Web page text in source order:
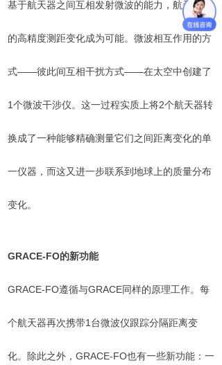
基于航天器之间互相发射微波的能力，航天器间
的高精度测距变化成为可能。微波相互作用的方
式——彼此间互相干扰方式——在太空中创建了
1个微波干涉仪。这一过程实质上将2个航天器转
换成了一种能够精确测量它们之间距离变化的单
一仪器，而这又进一步联系到地球上的质量分布
变化。
GRACE-FO的新功能
GRACE-FO遵循与GRACE同样的原理工作。每
个航天器再次携带1台微波仪跟踪分隔距离变
化。除此之外，GRACE-FO也有一些新功能：一